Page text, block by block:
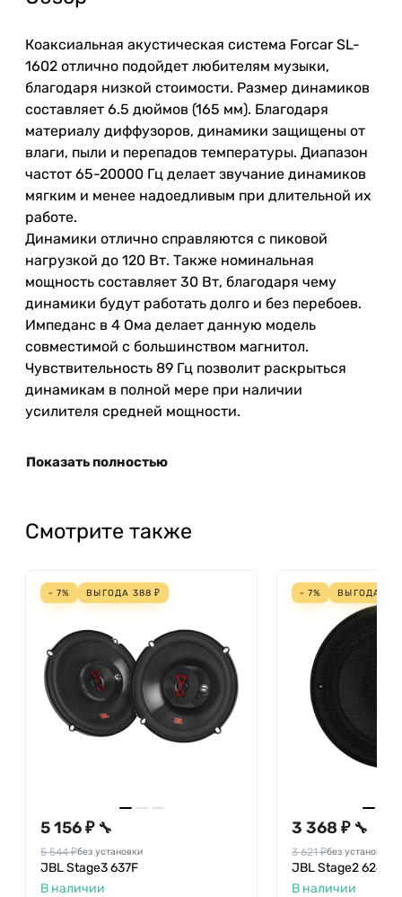
Коаксиальная акустическая система Forcar SL-
1602 отлично подойдет любителям музыки,
благодаря низкой стоимости. Размер динамиков
составляет 6.5 дюймов (165 мм). Благодаря
материалу диффузоров, динамики защищены от
влаги, пыли и перепадов температуры. Диапазон
частот 65-20000 Гц делает звучание динамиков
мягким и менее надоедливым при длительной их
работе.
Динамики отлично справляются с пиковой
нагрузкой до 120 Вт. Также номинальная
мощность составляет 30 Вт, благодаря чему
динамики будут работать долго и без перебоев.
Импеданс в 4 Ома делает данную модель
совместимой с большинством магнитол.
Чувствительность 89 Гц позволит раскрыться
динамикам в полной мере при наличии
усилителя средней мощности.
Показать полностью
Смотрите также
- 7% ВЫГОДА 388 ₽
5 156 ₽ 🔧
5 544 ₽без установки
JBL Stage3 637F
В наличии
- 7% ВЫГОДА
3 368 ₽ 🔧
3 621 ₽без установки
JBL Stage2 624
В наличии